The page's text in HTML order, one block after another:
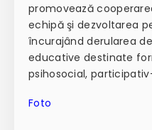
promovează
echipă şi dezvoltarea
încurajând derularea
educative destinate
psihosocial,
Foto